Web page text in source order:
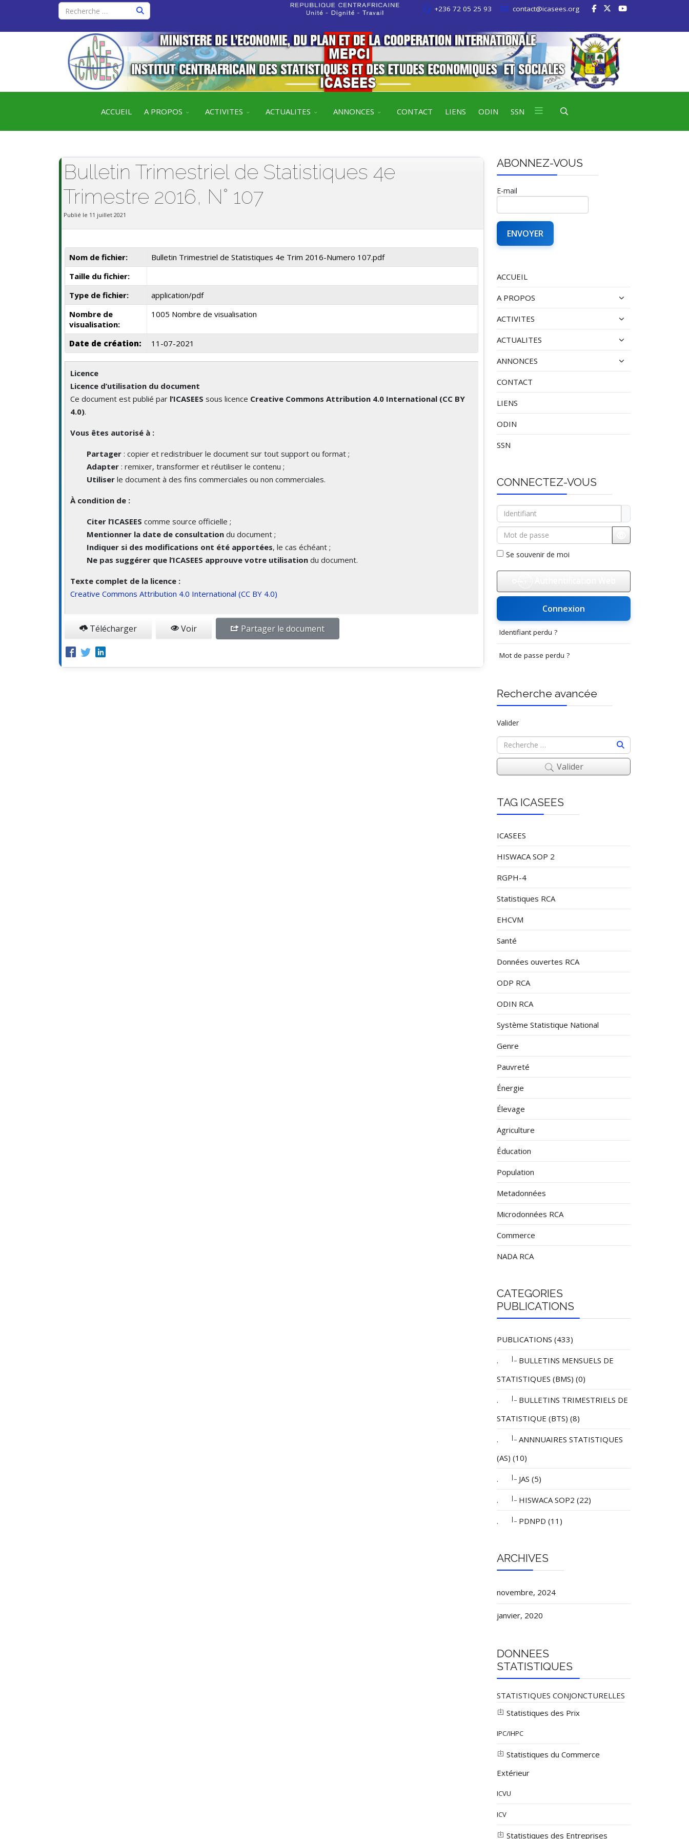
+236 72 05 25 93 contact@icasees.org
ACCUEIL A PROPOS ACTIVITES ACTUALITES ANNONCES CONTACT LIENS ODIN SSN
Bulletin Trimestriel de Statistiques 4e
Trimestre 2016, N° 107
Publié le 11 juillet 2021
Nom de fichier:
Bulletin Trimestriel de Statistiques 4e Trim 2016-Numero 107.pdf
Taille du fichier:
Type de fichier:
application/pdf
Nombre de
visualisation:
1005 Nombre de visualisation
Date de création: 11-07-2021
Licence
Licence d’utilisation du document
Ce document est publié par l’ICASEES sous licence Creative Commons Attribution 4.0 International (CC BY
4.0).
Vous êtes autorisé à :
Partager : copier et redistribuer le document sur tout support ou format ;
Adapter : remixer, transformer et réutiliser le contenu ;
Utiliser le document à des fins commerciales ou non commerciales.
À condition de :
Citer l’ICASEES comme source officielle ;
Mentionner la date de consultation du document ;
Indiquer si des modifications ont été apportées, le cas échéant ;
Ne pas suggérer que l’ICASEES approuve votre utilisation du document.
Texte complet de la licence :
Creative Commons Attribution 4.0 International (CC BY 4.0)
Télécharger Voir Partager le document
ABONNEZ-VOUS
E-mail
ACCUEIL
A PROPOS
ACTIVITES
ACTUALITES
ANNONCES
CONTACT
LIENS
ODIN
SSN
CONNECTEZ-VOUS
Identifiant
Mot de passe
Afficher le mot
Se souvenir de moi
Connexion
Identifiant perdu ?
Mot de passe perdu ?
Recherche avancée
Valider
Valider
TAG ICASEES
ICASEES
HISWACA SOP 2
RGPH-4
Statistiques RCA
EHCVM
Santé
Données ouvertes RCA
ODP RCA
ODIN RCA
Système Statistique National
Genre
Pauvreté
Énergie
Élevage
Agriculture
Éducation
Population
Metadonnées
Microdonnées RCA
Commerce
NADA RCA
CATEGORIES
PUBLICATIONS
PUBLICATIONS (433)
. |_
BULLETINS MENSUELS DE
STATISTIQUES (BMS) (0)
. |_
BULLETINS TRIMESTRIELS DE
STATISTIQUE (BTS) (8)
. |_
ANNNUAIRES STATISTIQUES
(AS) (10)
. |_ JAS (5)
. |_ HISWACA SOP2 (22)
. |_ PDNPD (11)
ARCHIVES
novembre, 2024
janvier, 2020
DONNEES
STATISTIQUES
STATISTIQUES CONJONCTURELLES
Statistiques des Prix
IPC/IHPC
Statistiques du Commerce
Extérieur
ICVU
ICV
Statistiques des Entreprises